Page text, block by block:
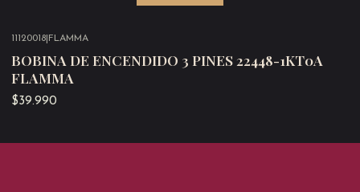
11120018| FLAMMA
BOBINA DE ENCENDIDO 3 PINES 22448-1KT0A
FLAMMA
$39.990